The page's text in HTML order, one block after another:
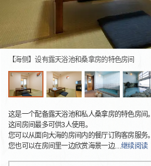
【海侧】设有露天浴池和桑拿房的特色房间
这是一个配备露天浴池和私人桑拿房的特色房间。
这间房间最多可供3人使用。
您可以从面向大海的房间内的餐厅订购客房服务。
您也可以在房间里一边欣赏海景一边…继续阅读